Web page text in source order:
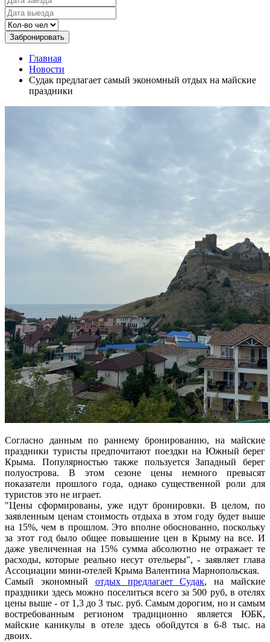
Забронировать
Главная
Новости
Судак предлагает самый экономный отдых на майские
праздники
Согласно данным по раннему бронированию, на майские
праздники туристы предпочитают поездки на Южный берег
Крыма. Популярностью также пользуется Западный берег
полуострова. В этом сезоне цены немного превысят
показатели прошлого года, однако существенной роли для
туристов это не играет.
"Цены сформированы, уже идут бронировки. В целом, по
заявленным ценам стоимость отдыха в этом году будет выше
на 15%, чем в прошлом. Это вполне обоснованно, поскольку
за этот год было общее повышение цен в Крыму на все. И
даже увеличенная на 15% сумма абсолютно не отражает те
расходы, которые реально несут отельеры", - заявляет глава
Ассоциации мини-отелей Крыма Валентина Марнопольская.
Самый экономный отдых предлагает Судак, на майские
праздники здесь можно поселиться всего за 500 руб, в отелях
цены выше - от 1,3 до 3 тыс. руб. Самым дорогим, но и самым
востребованным регионом традиционно является ЮБК,
майские каникулы в отеле здесь обойдутся в 6-8 тыс. на
двоих.